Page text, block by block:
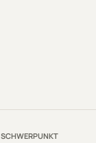
SCHWERPUNKT